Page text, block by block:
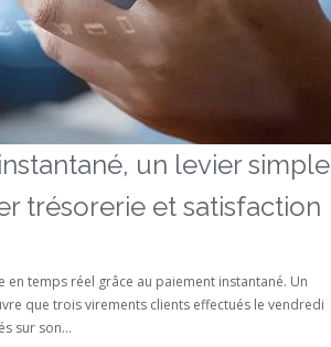
un levier simple
trésorerie et satisfaction
en temps réel grâce au paiement instantané. Un
que trois virements clients effectués le vendredi
sur son...